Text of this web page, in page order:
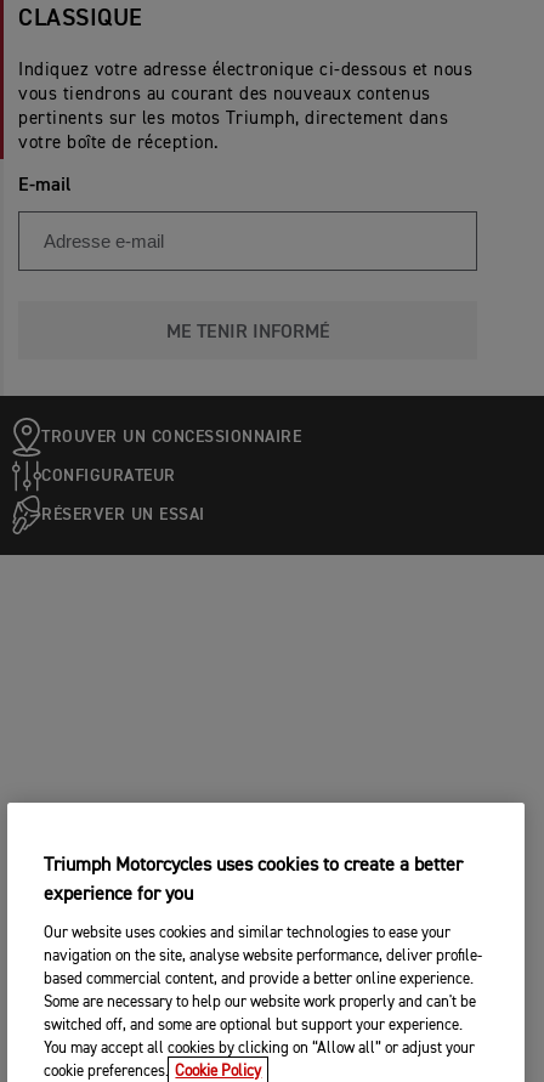
CLASSIQUE
Indiquez votre adresse électronique ci-dessous et nous
vous tiendrons au courant des nouveaux contenus
pertinents sur les motos Triumph, directement dans
votre boîte de réception.
E-mail
ME TENIR INFORMÉ
TROUVER UN CONCESSIONNAIRE
CONFIGURATEUR
RÉSERVER UN ESSAI
Triumph Motorcycles uses cookies to create a better
experience for you
Our website uses cookies and similar technologies to ease your
navigation on the site, analyse website performance, deliver profile-
based commercial content, and provide a better online experience.
Some are necessary to help our website work properly and can't be
switched off, and some are optional but support your experience.
You may accept all cookies by clicking on “Allow all” or adjust your
cookie preferences. Cookie Policy